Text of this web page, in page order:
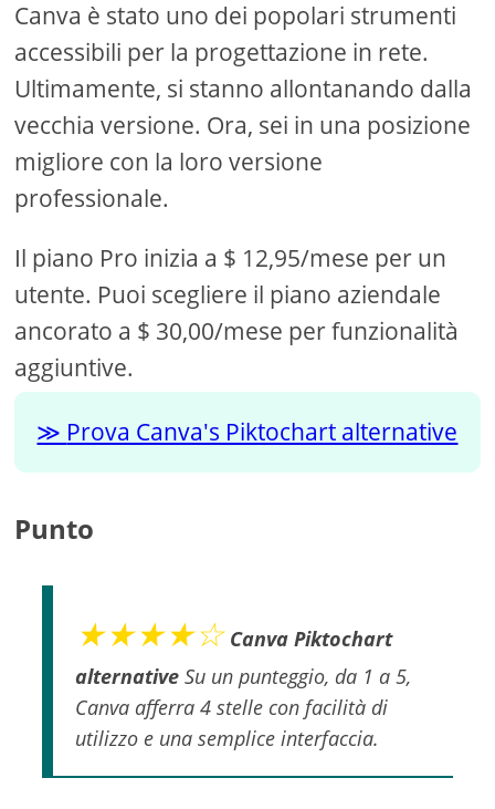
Canva è stato uno dei popolari strumenti
accessibili per la progettazione in rete.
Ultimamente, si stanno allontanando dalla
vecchia versione. Ora, sei in una posizione
migliore con la loro versione
professionale.
Il piano Pro inizia a $ 12,95/mese per un
utente. Puoi scegliere il piano aziendale
ancorato a $ 30,00/mese per funzionalità
aggiuntive.
Prova Canva's Piktochart alternative
Punto
★★★★☆ Canva Piktochart
alternative Su un punteggio, da 1 a 5,
Canva afferra 4 stelle con facilità di
utilizzo e una semplice interfaccia.